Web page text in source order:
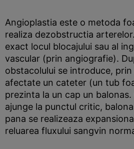
Angioplastia este o metoda
realiza dezobstructia
exact locul blocajului sau al
vascular (prin angiografie).
obstacolului se introduce,
afectate un cateter (un tub
prezinta la un cap un
ajunge la punctul critic,
pana se realizeaza
reluarea fluxului sangvin